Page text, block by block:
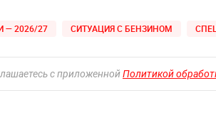
— 2026/27 СИТУАЦИЯ С БЕНЗИНОМ
с приложеннойПолитикой